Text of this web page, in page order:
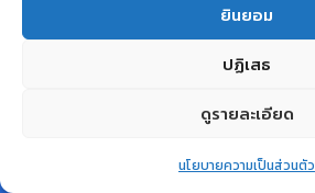
ยินยอม
ปฏิเสธ
ดูรายละเอียด
นโยบายความเป็นส่วนตัว
Wishlist